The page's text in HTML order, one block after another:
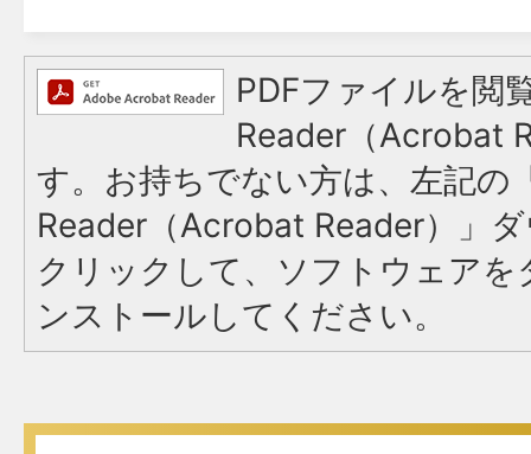
PDFファイルを閲
Reader（Acrobat
す。お持ちでない方は、左記の
Reader（Acrobat Reader）」
クリックして、ソフトウェア
ンストールしてください。